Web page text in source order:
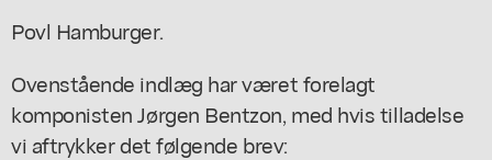
Povl Hamburger.
Ovenstående indlæg har været forelagt
komponisten Jørgen Bentzon, med hvis tilladelse
vi aftrykker det følgende brev: